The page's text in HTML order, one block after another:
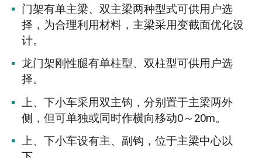
门架有单主梁、双主梁两种型式可供用户选
择，为合理利用材料，主梁采用变截面优化设
计。
龙门架刚性腿有单柱型、双柱型可供用户选
择。
上、下小车采用双主钩，分别置于主梁两外
侧，但可单独或同时作横向移动0～20m。
上、下小车设有主、副钩，位于主梁中心以